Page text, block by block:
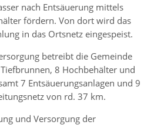
nach Entsäuerung mittels
fördern. Von dort wird das
in das Ortsnetz eingespeist.
betreibt die Gemeinde
8 Hochbehälter und
7 Entsäuerungsanlagen und 9
von rd. 37 km.
und Versorgung der